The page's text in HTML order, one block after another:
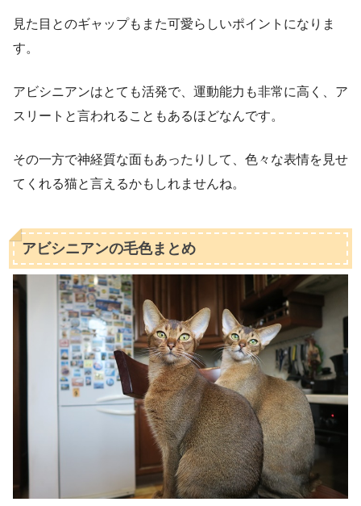
見た目とのギャップもまた可愛らしいポイントになりま
す。
アビシニアンはとても活発で、運動能力も非常に高く、ア
スリートと言われることもあるほどなんです。
その一方で神経質な面もあったりして、色々な表情を見せ
てくれる猫と言えるかもしれませんね。
アビシニアンの毛色まとめ